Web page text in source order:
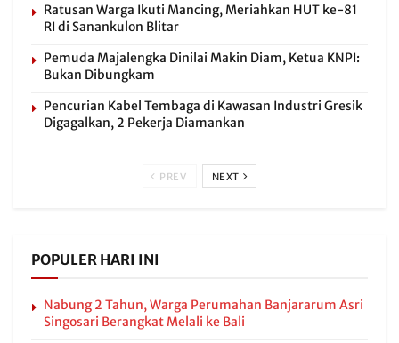
Ratusan Warga Ikuti Mancing, Meriahkan HUT ke-81
RI di Sanankulon Blitar
Pemuda Majalengka Dinilai Makin Diam, Ketua KNPI:
Bukan Dibungkam
Pencurian Kabel Tembaga di Kawasan Industri Gresik
Digagalkan, 2 Pekerja Diamankan
PREV NEXT
POPULER HARI INI
Nabung 2 Tahun, Warga Perumahan Banjararum Asri
Singosari Berangkat Melali ke Bali